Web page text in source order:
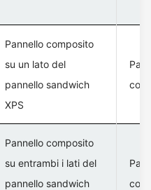
Pannello composito
su un lato del
pannello sandwich
XPS
con
Pannello composito
su entrambi i lati del
pannello sandwich
con